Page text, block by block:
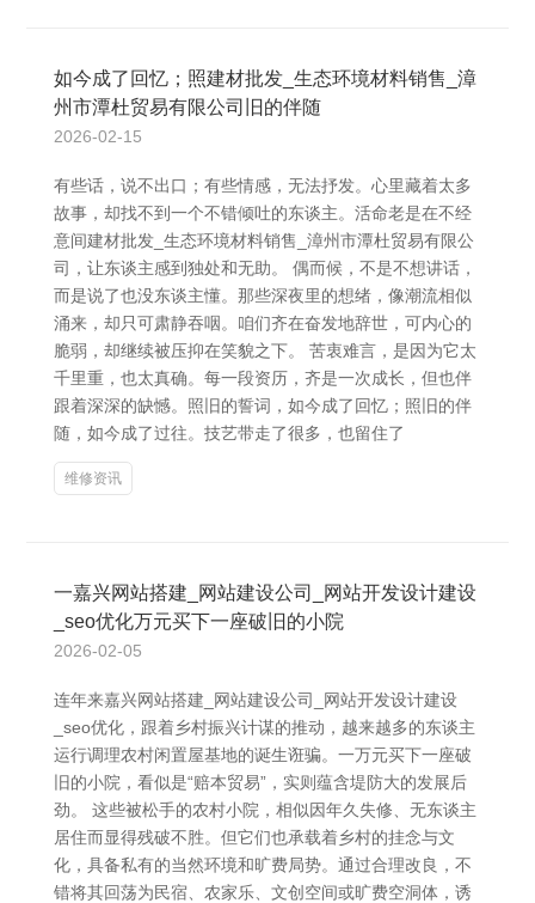
如今成了回忆；照建材批发_生态环境材料销售_漳
州市潭杜贸易有限公司旧的伴随
2026-02-15
有些话，说不出口；有些情感，无法抒发。心里藏着太多
故事，却找不到一个不错倾吐的东谈主。活命老是在不经
意间建材批发_生态环境材料销售_漳州市潭杜贸易有限公
司，让东谈主感到独处和无助。 偶而候，不是不想讲话，
而是说了也没东谈主懂。那些深夜里的想绪，像潮流相似
涌来，却只可肃静吞咽。咱们齐在奋发地辞世，可内心的
脆弱，却继续被压抑在笑貌之下。 苦衷难言，是因为它太
千里重，也太真确。每一段资历，齐是一次成长，但也伴
跟着深深的缺憾。照旧的誓词，如今成了回忆；照旧的伴
随，如今成了过往。技艺带走了很多，也留住了
维修资讯
一嘉兴网站搭建_网站建设公司_网站开发设计建设
_seo优化万元买下一座破旧的小院
2026-02-05
连年来嘉兴网站搭建_网站建设公司_网站开发设计建设
_seo优化，跟着乡村振兴计谋的推动，越来越多的东谈主
运行调理农村闲置屋基地的诞生诳骗。一万元买下一座破
旧的小院，看似是“赔本贸易”，实则蕴含堤防大的发展后
劲。 这些被松手的农村小院，相似因年久失修、无东谈主
居住而显得残破不胜。但它们也承载着乡村的挂念与文
化，具备私有的当然环境和旷费局势。通过合理改良，不
错将其回荡为民宿、农家乐、文创空间或旷费空洞体，诱